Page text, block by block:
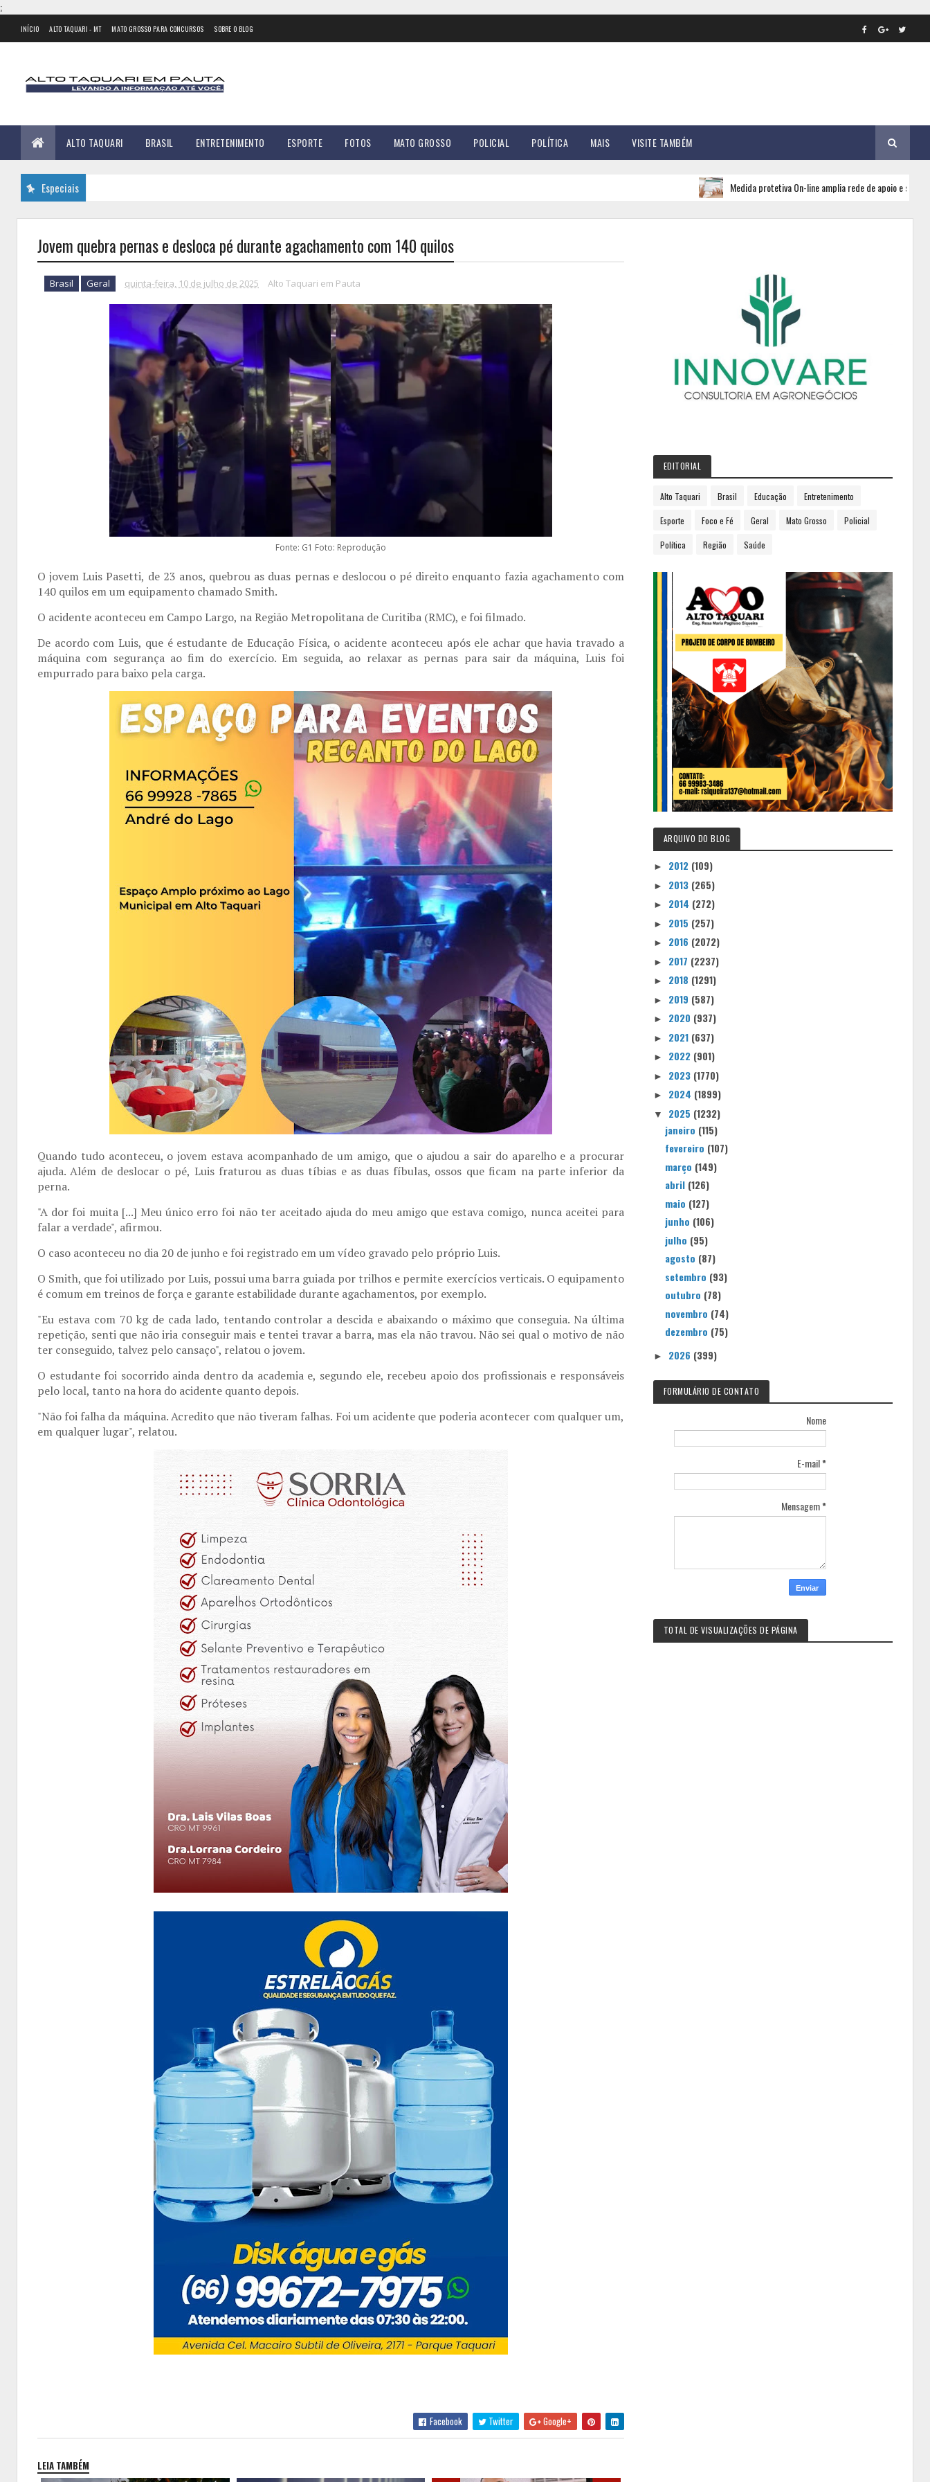
;
INÍCIO ALTO TAQUARI - MT MATO GROSSO PARA CONCURSOS SOBRE O BLOG
ALTO TAQUARI BRASIL ENTRETENIMENTO ESPORTE FOTOS MATO GROSSO POLICIAL POLÍTICA MAIS VISITE TAMBÉM
Especiais Medida protetiva On-line amplia rede de apoio e segurança para
Jovem quebra pernas e desloca pé durante agachamento com 140 quilos
Brasil Geral quinta-feira, 10 de julho de 2025 Alto Taquari em Pauta
Fonte: G1 Foto: Reprodução
O jovem Luis Pasetti, de 23 anos, quebrou as duas pernas e deslocou o pé direito enquanto fazia agachamento com
140 quilos em um equipamento chamado Smith.
O acidente aconteceu em Campo Largo, na Região Metropolitana de Curitiba (RMC), e foi filmado.
De acordo com Luis, que é estudante de Educação Física, o acidente aconteceu após ele achar que havia travado a
máquina com segurança ao fim do exercício. Em seguida, ao relaxar as pernas para sair da máquina, Luis foi
empurrado para baixo pela carga.
Quando tudo aconteceu, o jovem estava acompanhado de um amigo, que o ajudou a sair do aparelho e a procurar
ajuda. Além de deslocar o pé, Luis fraturou as duas tíbias e as duas fíbulas, ossos que ficam na parte inferior da
perna.
"A dor foi muita [...] Meu único erro foi não ter aceitado ajuda do meu amigo que estava comigo, nunca aceitei para
falar a verdade", afirmou.
O caso aconteceu no dia 20 de junho e foi registrado em um vídeo gravado pelo próprio Luis.
O Smith, que foi utilizado por Luis, possui uma barra guiada por trilhos e permite exercícios verticais. O equipamento
é comum em treinos de força e garante estabilidade durante agachamentos, por exemplo.
"Eu estava com 70 kg de cada lado, tentando controlar a descida e abaixando o máximo que conseguia. Na última
repetição, senti que não iria conseguir mais e tentei travar a barra, mas ela não travou. Não sei qual o motivo de não
ter conseguido, talvez pelo cansaço", relatou o jovem.
O estudante foi socorrido ainda dentro da academia e, segundo ele, recebeu apoio dos profissionais e responsáveis
pelo local, tanto na hora do acidente quanto depois.
"Não foi falha da máquina. Acredito que não tiveram falhas. Foi um acidente que poderia acontecer com qualquer um,
em qualquer lugar", relatou.
Facebook Twitter Google+
LEIA TAMBÉM
EDITORIAL
Alto Taquari Brasil Educação Entretenimento
Esporte Foco e Fé Geral Mato Grosso Policial
Política Região Saúde
ARQUIVO DO BLOG
► 2012 (109)
► 2013 (265)
► 2014 (272)
► 2015 (257)
► 2016 (2072)
► 2017 (2237)
► 2018 (1291)
► 2019 (587)
► 2020 (937)
► 2021 (637)
► 2022 (901)
► 2023 (1770)
► 2024 (1899)
▼ 2025 (1232)
janeiro (115)
fevereiro (107)
março (149)
abril (126)
maio (127)
junho (106)
julho (95)
agosto (87)
setembro (93)
outubro (78)
novembro (74)
dezembro (75)
► 2026 (399)
FORMULÁRIO DE CONTATO
Nome
E-mail*
Mensagem*
TOTAL DE VISUALIZAÇÕES DE PÁGINA